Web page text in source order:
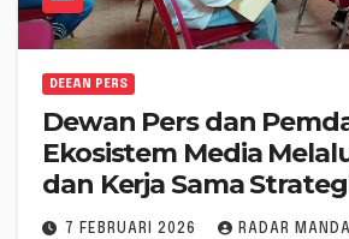
DEEAN PERS
Dewan Pers dan
Ekosistem Media
dan Kerja Sama
7 FEBRUARI 2026 RADAR